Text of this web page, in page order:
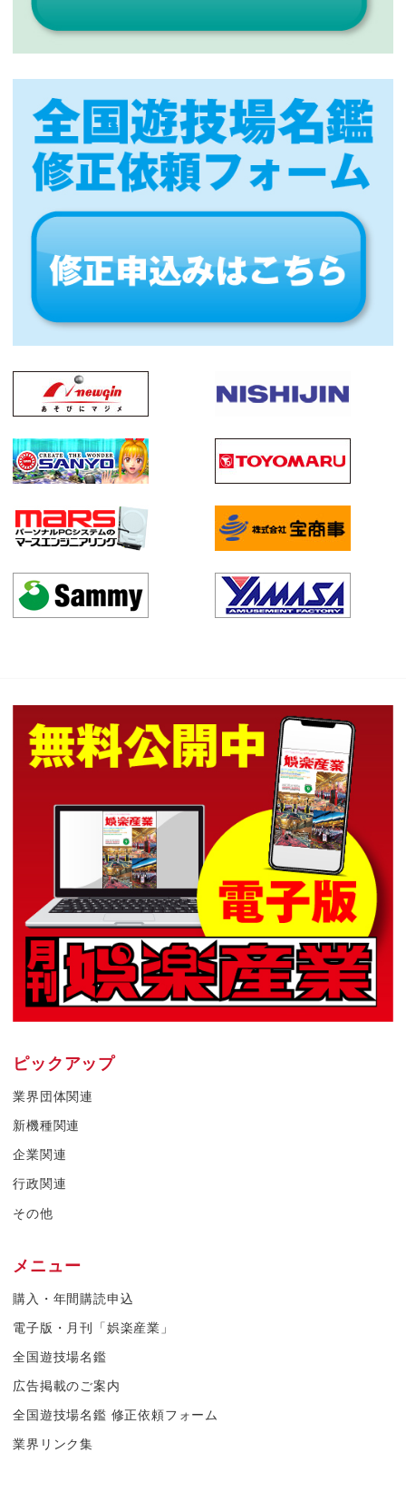
ピックアップ
業界団体関連
新機種関連
企業関連
行政関連
その他
メニュー
購入・年間購読申込
電子版・月刊「娯楽産業」
全国遊技場名鑑
広告掲載のご案内
全国遊技場名鑑 修正依頼フォーム
業界リンク集